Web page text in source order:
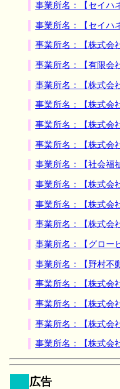
事業所名：【セイハ
事業所名：【セイハ
事業所名：【株式会
事業所名：【有限会
事業所名：【株式会
事業所名：【株式会
事業所名：【株式会
事業所名：【株式会
事業所名：【社会福
事業所名：【株式会
事業所名：【株式会
事業所名：【株式会
事業所名：【グロー
事業所名：【野村不
事業所名：【株式会
事業所名：【株式会
事業所名：【株式会
事業所名：【株式会
広告